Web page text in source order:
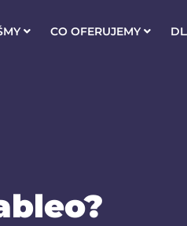
CO OFERUJEMY